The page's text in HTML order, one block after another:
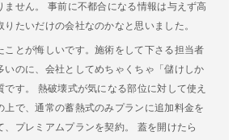
ません。 事前に不都合になる情報は与えず高
りたいだけの会社なのかなと思いました。
ことが悔しいです。施術をして下さる担当者
いのに、会社としてめちゃくちゃ「儲けしか
です。 熱破壊式が気になる部位に対して使え
上で、通常の蓄熱式のみプランに追加料金を
、プレミアムプランを契約。 蓋を開けたら